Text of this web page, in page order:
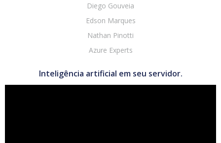
Diego Gouveia
Edson Marques
Nathan Pinotti
Azure Experts
Inteligência artificial em seu servidor.